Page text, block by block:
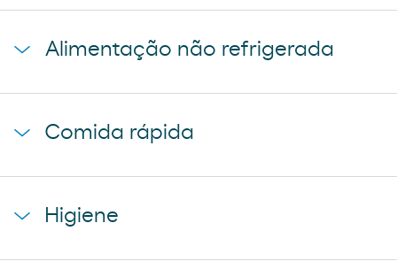
coca-cola
cerveza mahou clasica
Alimentação não refrigerada
donuts
galletas filipinos
Comida rápida
caffe latte kaiku
Higiene